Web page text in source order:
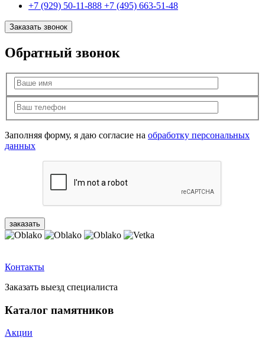
+7 (929) 50-11-888 +7 (495) 663-51-48
Заказать звонок
Обратный звонок
Заполняя форму, я даю согласие на обработку персональных
данных
Контакты
Заказать выезд специалиста
Каталог памятников
Акции